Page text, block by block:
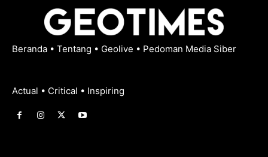
Beranda • Tentang • Geolive • Pedoman Media Siber
Actual • Critical • Inspiring